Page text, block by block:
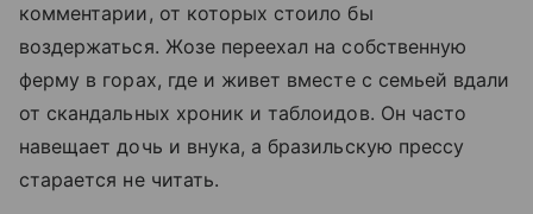
комментарии, от которых стоило бы
воздержаться. Жозе переехал на собственную
ферму в горах, где и живет вместе с семьей вдали
от скандальных хроник и таблоидов. Он часто
навещает дочь и внука, а бразильскую прессу
старается не читать.